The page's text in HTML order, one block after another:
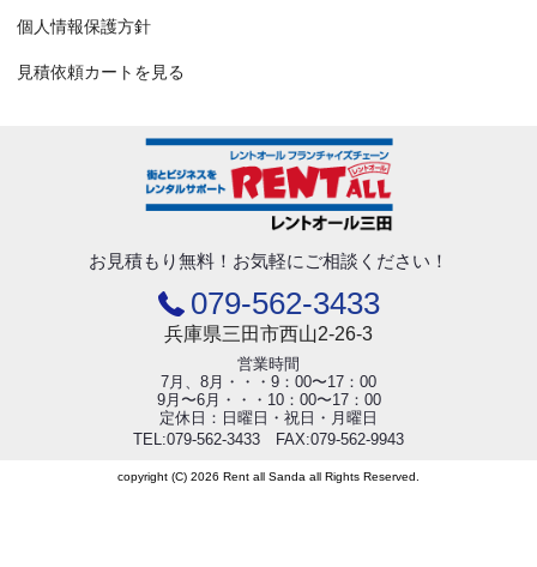
個人情報保護方針
見積依頼カートを見る
お見積もり無料！ お気軽にご相談ください！
079-562-3433
兵庫県三田市西山2-26-3
営業時間
7月、8月・・・9：00〜17：00
9月〜6月・・・10：00〜17：00
定休日：日曜日・祝日・月曜日
TEL:079-562-3433 FAX:079-562-9943
copyright (C) 2026 Rent all Sanda all Rights Reserved.